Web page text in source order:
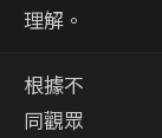
理解。
根據不
同觀眾